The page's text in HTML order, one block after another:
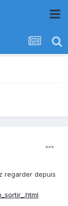
regarder depuis